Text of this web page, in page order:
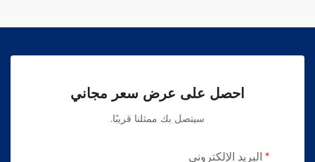
احصل على عرض سعر مجاني
سيتصل بك ممثلنا قريبًا.
البريد الإلكتروني